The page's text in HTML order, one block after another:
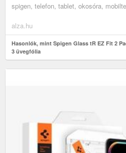
spigen, telefon, tablet, okosóra,
alza.hu
Hasonlók, mint Spigen Glass tR EZ Fit 2
3 üvegfólia